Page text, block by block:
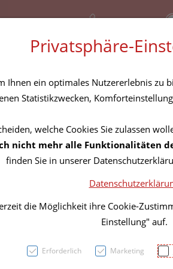
+43 (01) 3683167
Rezept-Anfrage
Privatsphäre-
Ihnen ein optimales Nutzererlebnis zu
Statistikzwecken,
welche Cookies Sie zulassen
nicht mehr alle Funktionalitäten
finden Sie in unserer
die Möglichkeit ihre Cookie-
Einstellung" auf.
Erforderlich Marketing